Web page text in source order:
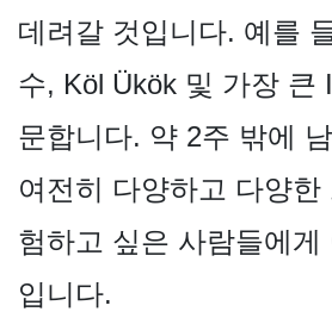
데려갈 것입니다. 예를
수, Köl Ükök 및 가장 큰
문합니다. 약 2주 밖에
여전히 다양하고 다양한
험하고 싶은 사람들에게
입니다.